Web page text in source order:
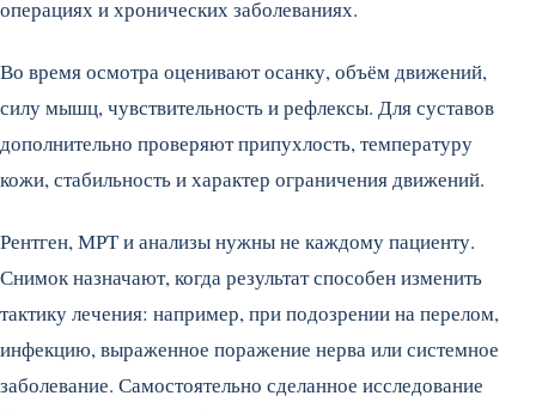
операциях и хронических заболеваниях.
Во время осмотра оценивают осанку, объём движений,
силу мышц, чувствительность и рефлексы. Для суставов
дополнительно проверяют припухлость, температуру
кожи, стабильность и характер ограничения движений.
Рентген, МРТ и анализы нужны не каждому пациенту.
Снимок назначают, когда результат способен изменить
тактику лечения: например, при подозрении на перелом,
инфекцию, выраженное поражение нерва или системное
заболевание. Самостоятельно сделанное исследование